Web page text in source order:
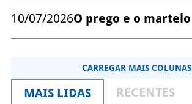
10/07/2026O prego e o martelo
CARREGAR MAIS COLUNAS
MAIS LIDAS RECENTES